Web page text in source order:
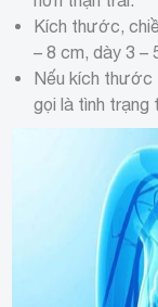
Kích thước,
– 8 cm, dày 3 –
Nếu kích
gọi là tình trạng